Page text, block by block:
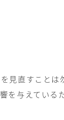
見直すこと
を与えてい